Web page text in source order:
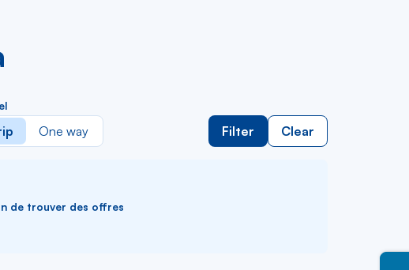
One way Filter Clear
de trouver des offres